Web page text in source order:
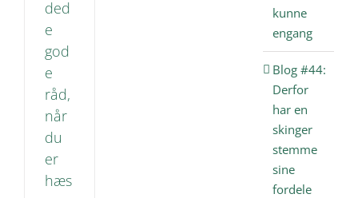
ded
e
god
e
råd,
når
du
er
hæs
kunne
engang
Blog #44:
Derfor
har en
skinger
stemme
sine
fordele